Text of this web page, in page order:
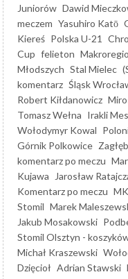
Juniorów Dawid
meczem Yasuhiro Katō
Kiereś Polska U-21
Cup felieton
Młodszych Stal Mielec
komentarz Śląsk
Robert Kiłdanowicz
Tomasz Wełna Irakli
Wołodymyr Kowal
Górnik Polkowice
komentarz po meczu
Kujawa
Jarosław
Komentarz po meczu
Stomil Marek
Jakub Mosakowski
Stomil Olsztyn -
Michał Kraszewski
Dzięcioł Adrian Stawski